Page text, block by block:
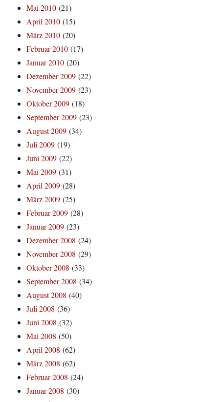
Mai 2010 (21)
April 2010 (15)
März 2010 (20)
Februar 2010 (17)
Januar 2010 (20)
Dezember 2009 (22)
November 2009 (23)
Oktober 2009 (18)
September 2009 (23)
August 2009 (34)
Juli 2009 (19)
Juni 2009 (22)
Mai 2009 (31)
April 2009 (28)
März 2009 (25)
Februar 2009 (28)
Januar 2009 (23)
Dezember 2008 (24)
November 2008 (29)
Oktober 2008 (33)
September 2008 (34)
August 2008 (40)
Juli 2008 (36)
Juni 2008 (32)
Mai 2008 (50)
April 2008 (62)
März 2008 (62)
Februar 2008 (24)
Januar 2008 (30)